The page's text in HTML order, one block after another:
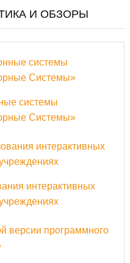
И ОБЗОРЫ
системы
Системы»
интерактивных